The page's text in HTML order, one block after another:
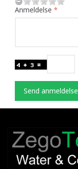
Anmeldelse
Send anmeldelse